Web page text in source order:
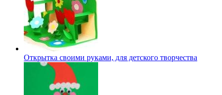
Открытка своими руками, для детского творчества